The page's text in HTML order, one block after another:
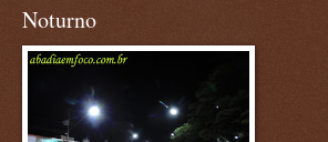
Noturno